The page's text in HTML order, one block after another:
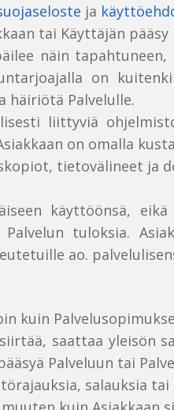
ja
tai Käyttäjän
näin
on
häiriötä Palvelulle.
liittyviä
on omalla
tietovälineet ja
käyttöönsä,
tuloksia.
ao.
kuin
saattaa yleisön
Palveluun tai
salauksia